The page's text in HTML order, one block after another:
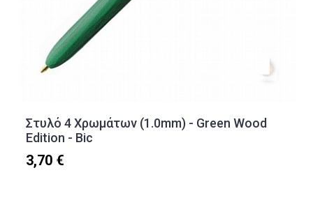
Στυλό 4 Χρωμάτων (1.0mm) - Green Wood
Edition - Bic
3,70 €